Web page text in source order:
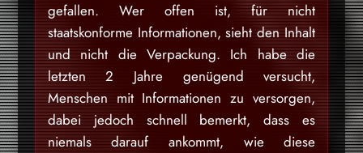
gefallen. Wer offen ist, für nicht
staatskonforme Informationen, sieht den Inhalt
und nicht die Verpackung. Ich habe die
letzten 2 Jahre genügend versucht,
Menschen mit Informationen zu versorgen,
dabei jedoch schnell bemerkt, dass es
niemals darauf ankommt, wie diese